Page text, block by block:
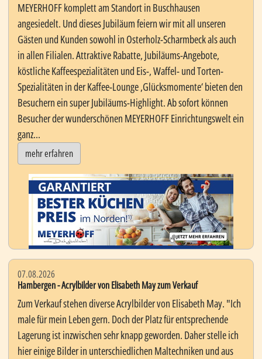
MEYERHOFF komplett am Standort in Buschhausen
angesiedelt. Und dieses Jubiläum feiern wir mit all unseren
Gästen und Kunden sowohl in Osterholz-Scharmbeck als auch
in allen Filialen. Attraktive Rabatte, Jubiläums-Angebote,
köstliche Kaffeespezialitäten und Eis-, Waffel- und Torten-
Spezialitäten in der Kaffee-Lounge ‚Glücksmomente‘ bieten den
Besuchern ein super Jubiläums-Highlight. Ab sofort können
Besucher der wunderschönen MEYERHOFF Einrichtungswelt ein
ganz...
mehr erfahren
07.08.2026
Hambergen - Acrylbilder von Elisabeth May zum Verkauf
Zum Verkauf stehen diverse Acrylbilder von Elisabeth May. "Ich
male für mein Leben gern. Doch der Platz für entsprechende
Lagerung ist inzwischen sehr knapp geworden. Daher stelle ich
hier einige Bilder in unterschiedlichen Maltechniken und aus